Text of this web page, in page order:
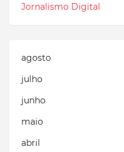
Jornalismo Digital
agosto
julho
junho
maio
abril